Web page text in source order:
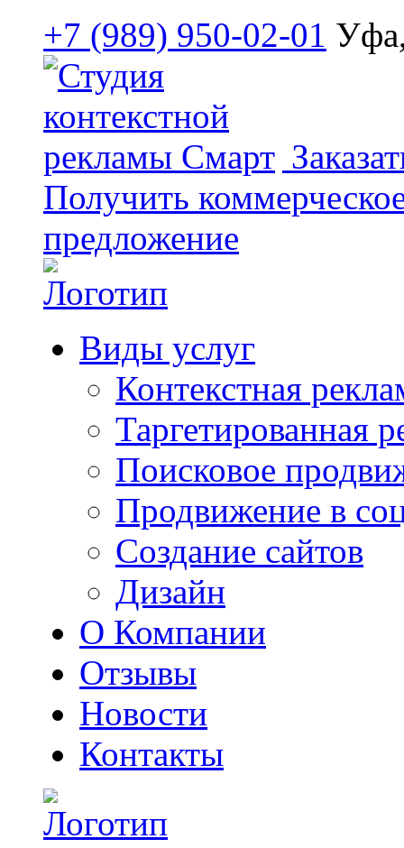
+7 (989) 950-02-01
Получить
предложение
Виды услуг
Контекстная
Таргетированная
Поисковое
Продвижение в
Создание сайтов
Дизайн
О Компании
Отзывы
Новости
Контакты